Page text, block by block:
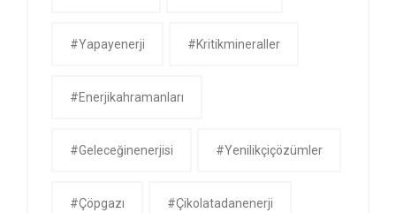
#yapayenerji #kritikmineraller
#enerjikahramanları
#geleceğinenerjisi #yenilikçiçözümler
#çöpgazı #çikolatadanenerji